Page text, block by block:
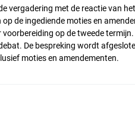
vergadering met de reactie van
de ingediende moties en
op de tweede termijn.
De bespreking wordt
moties en amendementen.